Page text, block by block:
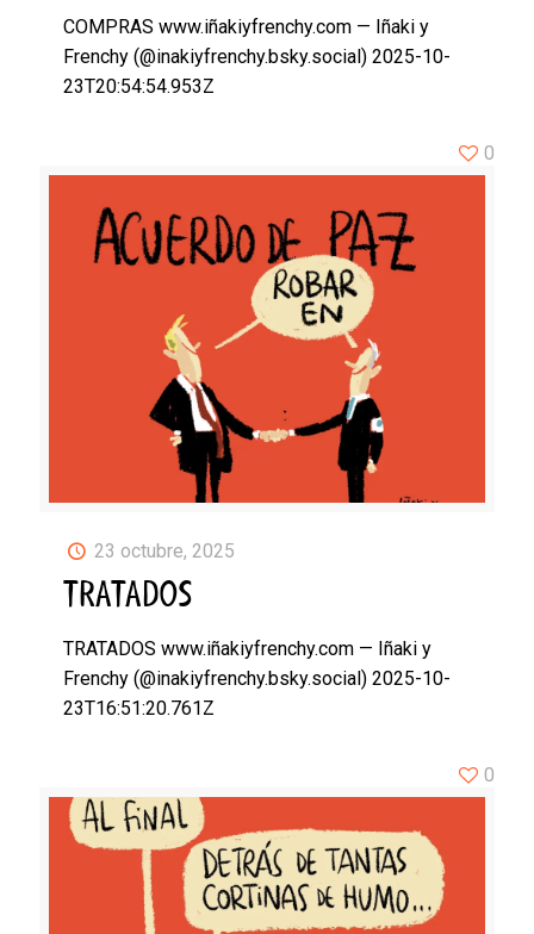
COMPRAS www.iñakiyfrenchy.com — Iñaki y
Frenchy (@inakiyfrenchy.bsky.social) 2025-10-
23T20:54:54.953Z
23 octubre, 2025
TRATADOS
TRATADOS www.iñakiyfrenchy.com — Iñaki y
Frenchy (@inakiyfrenchy.bsky.social) 2025-10-
23T16:51:20.761Z
0
0